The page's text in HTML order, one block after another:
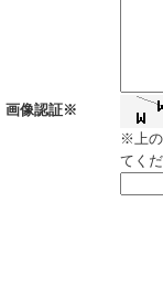
画像認証※
※上の
てく